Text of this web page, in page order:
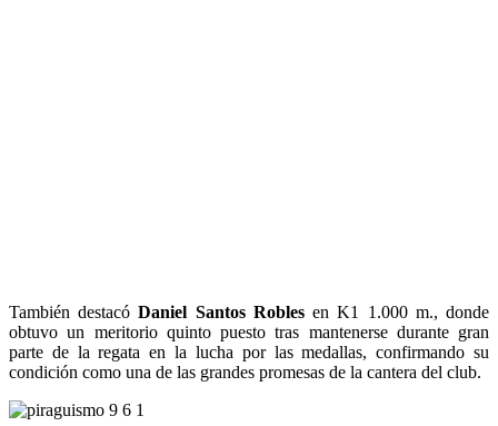
También destacóDaniel Santos Roblesen K1 1.000 m., donde
obtuvo un meritorio quinto puesto tras mantenerse durante gran
parte de la regata en la lucha por las medallas, confirmando su
condición como una de las grandes promesas de la cantera del club.